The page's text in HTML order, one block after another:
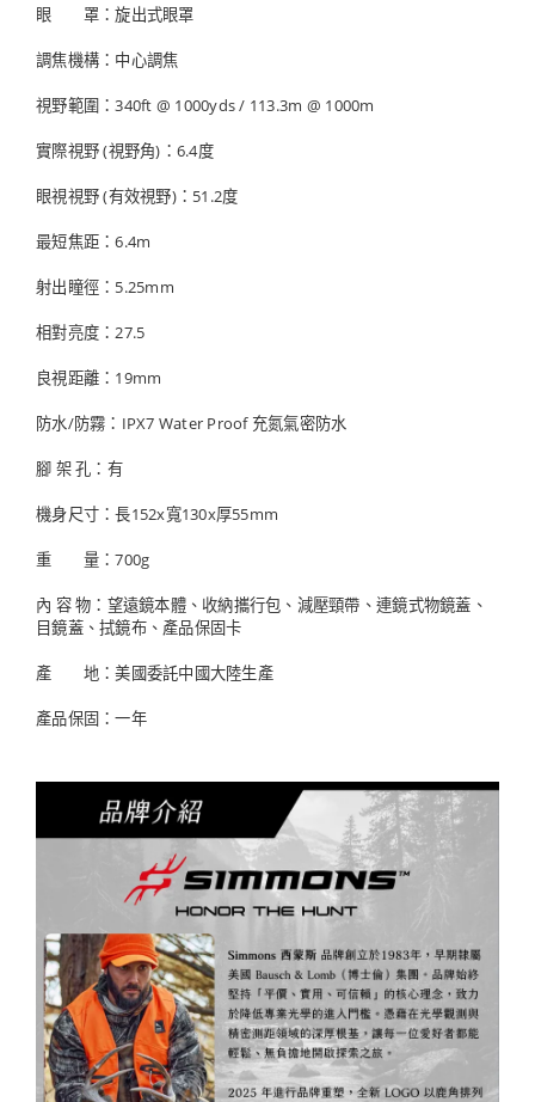
眼 罩：旋出式眼罩
調焦機構：中心調焦
視野範圍：340ft @ 1000yds / 113.3m @ 1000m
實際視野 (視野角)：6.4度
眼視視野 (有效視野)：51.2度
最短焦距：6.4m
射出瞳徑：5.25mm
相對亮度：27.5
良視距離：19mm
防水/防霧：IPX7 Water Proof 充氮氣密防水
腳 架 孔：有
機身尺寸：長152x寬130x厚55mm
重 量：700g
內 容 物：望遠鏡本體、收納攜行包、減壓頸帶、連鏡式物鏡蓋、
目鏡蓋、拭鏡布、產品保固卡
產 地：美國委託中國大陸生產
產品保固：一年